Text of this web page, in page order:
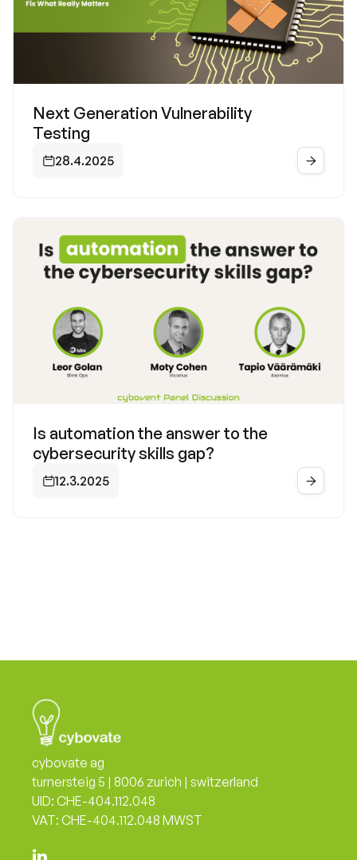
Next Generation Vulnerability
Testing
28.4.2025 
Is automation the answer to the
cybersecurity skills gap?
12.3.2025 
cybovate ag
turnersteig 5 | 8006 zurich | switzerland
UID: CHE-404.112.048
VAT: CHE-404.112.048 MWST